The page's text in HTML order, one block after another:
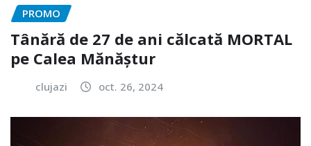
PROMO
Tânără de 27 de ani călcată MORTAL
pe Calea Mănăștur
clujazi oct. 26, 2024